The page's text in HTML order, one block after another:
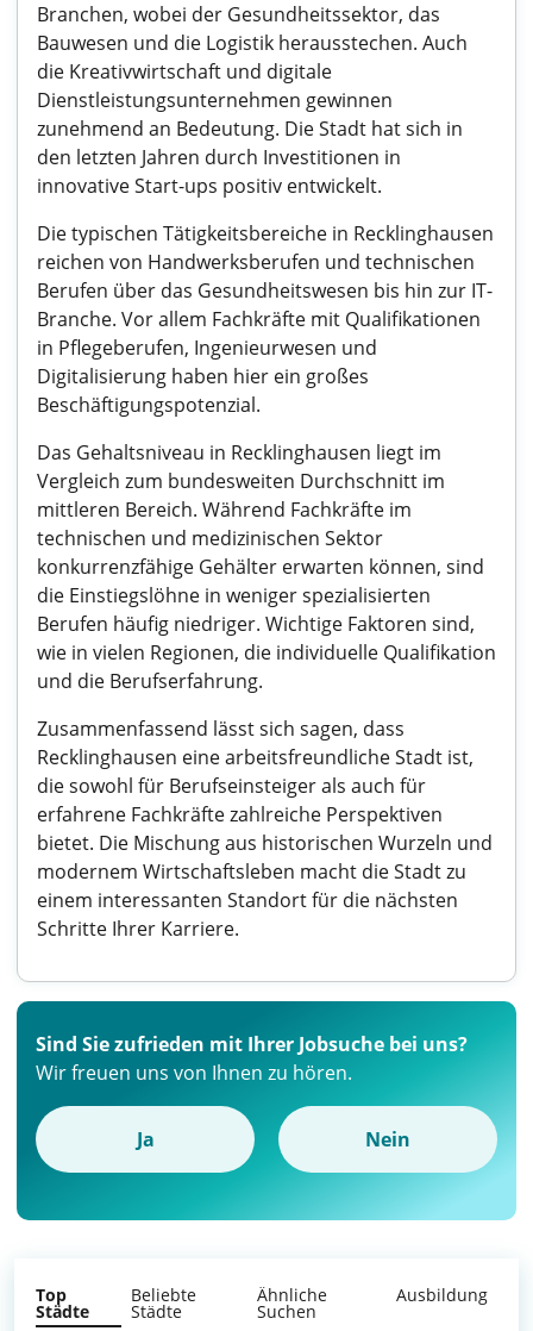
Branchen, wobei der Gesundheitssektor, das
Bauwesen und die Logistik herausstechen. Auch
die Kreativwirtschaft und digitale
Dienstleistungsunternehmen gewinnen
zunehmend an Bedeutung. Die Stadt hat sich in
den letzten Jahren durch Investitionen in
innovative Start-ups positiv entwickelt.
Die typischen Tätigkeitsbereiche in Recklinghausen
reichen von Handwerksberufen und technischen
Berufen über das Gesundheitswesen bis hin zur IT-
Branche. Vor allem Fachkräfte mit Qualifikationen
in Pflegeberufen, Ingenieurwesen und
Digitalisierung haben hier ein großes
Beschäftigungspotenzial.
Das Gehaltsniveau in Recklinghausen liegt im
Vergleich zum bundesweiten Durchschnitt im
mittleren Bereich. Während Fachkräfte im
technischen und medizinischen Sektor
konkurrenzfähige Gehälter erwarten können, sind
die Einstiegslöhne in weniger spezialisierten
Berufen häufig niedriger. Wichtige Faktoren sind,
wie in vielen Regionen, die individuelle Qualifikation
und die Berufserfahrung.
Zusammenfassend lässt sich sagen, dass
Recklinghausen eine arbeitsfreundliche Stadt ist,
die sowohl für Berufseinsteiger als auch für
erfahrene Fachkräfte zahlreiche Perspektiven
bietet. Die Mischung aus historischen Wurzeln und
modernem Wirtschaftsleben macht die Stadt zu
einem interessanten Standort für die nächsten
Schritte Ihrer Karriere.
Sind Sie zufrieden mit Ihrer Jobsuche bei uns?
Wir freuen uns von Ihnen zu hören.
Ja Nein
Top
Städte
Beliebte
Städte
Ähnliche
Suchen
Ausbildung